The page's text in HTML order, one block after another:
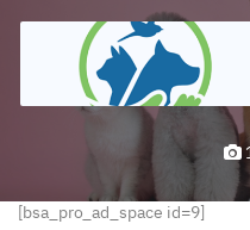
[bsa_pro_ad_space id=9]